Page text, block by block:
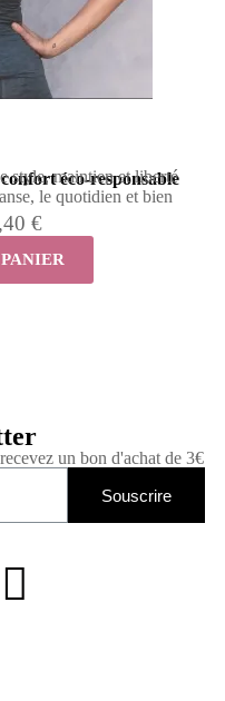
éco‑responsable
style, maintien et liberté
le quotidien et bien
€
un bon d'achat de 3€
Souscrire